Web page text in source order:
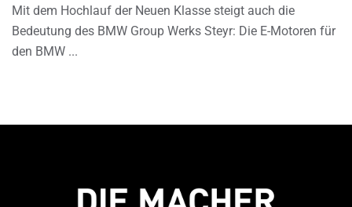
Mit dem Hochlauf der Neuen Klasse steigt auch die
Bedeutung des BMW Group Werks Steyr: Die E-Motoren für
den BMW